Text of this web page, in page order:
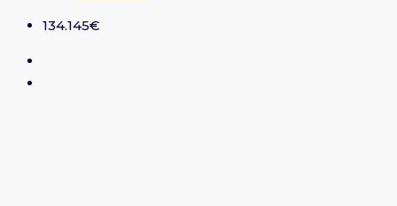
134.145€